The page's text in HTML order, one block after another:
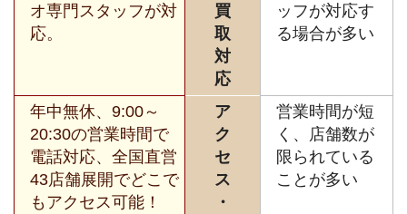
オ専門スタッフが対
応。
買
取
対
応
ッフが対応す
る場合が多い
年中無休、9:00～
20:30の営業時間で
電話対応、全国直営
43店舗展開でどこで
もアクセス可能！
ア
ク
セ
ス
・
営業時間が短
く、店舗数が
限られている
ことが多い